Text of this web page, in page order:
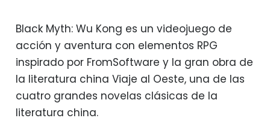
Black Myth: Wu Kong es un videojuego de
acción y aventura con elementos RPG
inspirado por FromSoftware y la gran obra de
la literatura china Viaje al Oeste, una de las
cuatro grandes novelas clásicas de la
literatura china.